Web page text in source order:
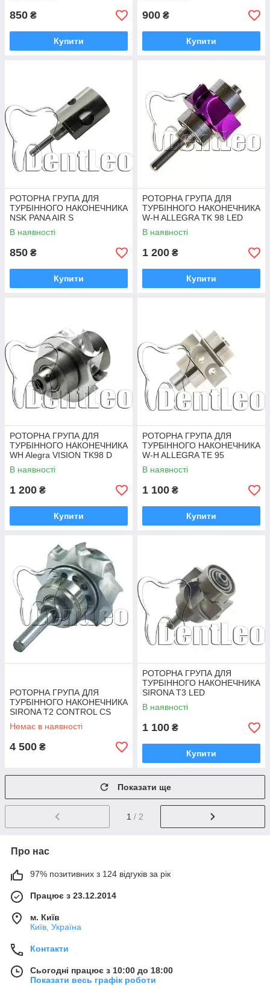
850 ₴
Купити
900 ₴
Купити
РОТОРНА ГРУПА ДЛЯ
ТУРБІННОГО НАКОНЕЧНИКА
NSK PANA AIR S
В наявності
850 ₴
Купити
РОТОРНА ГРУПА ДЛЯ
ТУРБІННОГО НАКОНЕЧНИКА
W-H ALLEGRA TK 98 LED
В наявності
1 200 ₴
Купити
РОТОРНА ГРУПА ДЛЯ
ТУРБІННОГО НАКОНЕЧНИКА
WH Alegra VISION TK98 D
LED
В наявності
1 200 ₴
Купити
РОТОРНА ГРУПА ДЛЯ
ТУРБІННОГО НАКОНЕЧНИКА
W-H ALLEGRA TE 95
В наявності
1 100 ₴
Купити
РОТОРНА ГРУПА ДЛЯ
ТУРБІННОГО НАКОНЕЧНИКА
SIRONA T2 CONTROL CS
RT2C
Немає в наявності
4 500 ₴
РОТОРНА ГРУПА ДЛЯ
ТУРБІННОГО НАКОНЕЧНИКА
SIRONA T3 LED
В наявності
1 100 ₴
Купити
Показати ще
1 / 2
Про нас
97% позитивних з 124 відгуків за рік
Працює з 23.12.2014
м. Київ
Київ, Україна
Контакти
Сьогодні працює з 10:00 до 18:00
Показати весь графік роботи